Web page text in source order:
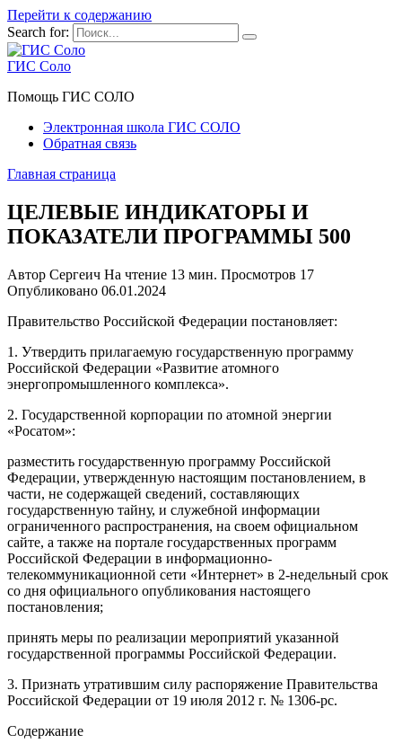
Перейти к содержанию
Search for:
ГИС Соло
Помощь ГИС СОЛО
Электронная школа ГИС СОЛО
Обратная связь
Главная страница
ЦЕЛЕВЫЕ ИНДИКАТОРЫ И
ПОКАЗАТЕЛИ ПРОГРАММЫ 500
Автор Сергеич На чтение 13 мин. Просмотров 17
Опубликовано 06.01.2024
Правительство Российской Федерации постановляет:
1. Утвердить прилагаемую государственную программу
Российской Федерации «Развитие атомного
энергопромышленного комплекса».
2. Государственной корпорации по атомной энергии
«Росатом»:
разместить государственную программу Российской
Федерации, утвержденную настоящим постановлением, в
части, не содержащей сведений, составляющих
государственную тайну, и служебной информации
ограниченного распространения, на своем официальном
сайте, а также на портале государственных программ
Российской Федерации в информационно-
телекоммуникационной сети «Интернет» в 2-недельный срок
со дня официального опубликования настоящего
постановления;
принять меры по реализации мероприятий указанной
государственной программы Российской Федерации.
3. Признать утратившим силу распоряжение Правительства
Российской Федерации от 19 июля 2012 г. № 1306-рс.
Содержание